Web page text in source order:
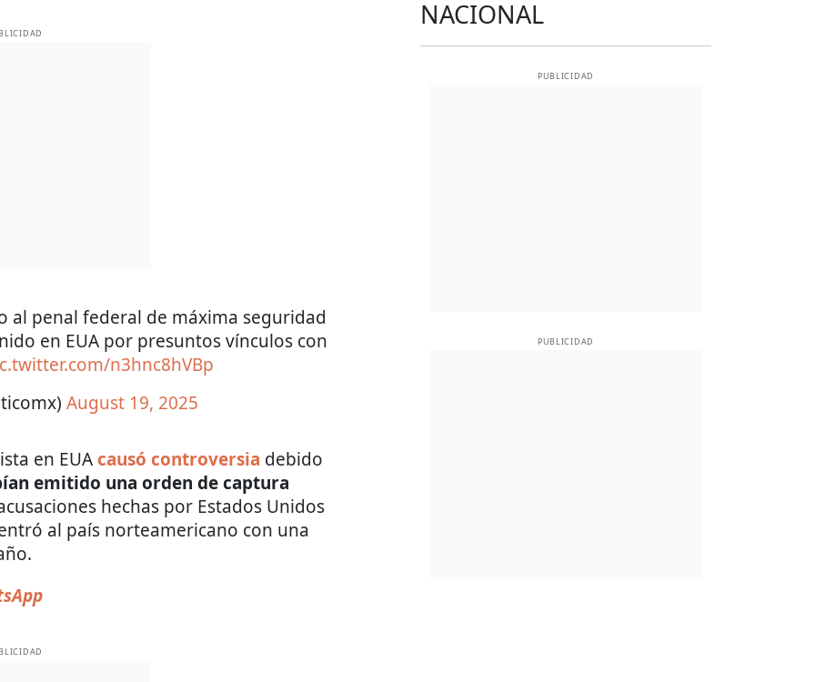
al penal federal de máxima seguridad
en EUA por presuntos vínculos con
n3hnc8hVBp
August 19, 2025
en EUA causó controversia debido
emitido una orden de captura
hechas por Estados Unidos
al país norteamericano con una
NACIONAL
PUBLICIDAD
PUBLICIDAD